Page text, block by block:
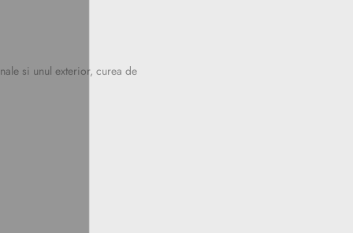
si unul exterior, curea de